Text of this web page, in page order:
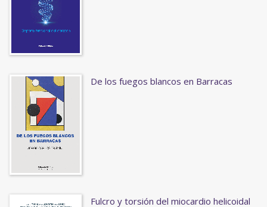
De los fuegos blancos en Barracas
Fulcro y torsión del miocardio helicoidal